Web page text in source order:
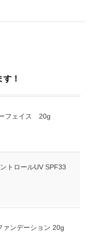
！
フェイス 20g
トロールUV SPF33
ンデーション 20g